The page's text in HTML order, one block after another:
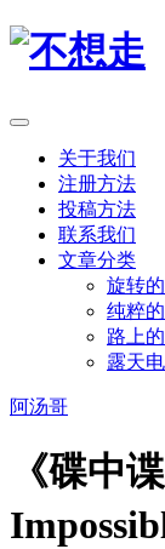
关于我们
注册方法
投稿方法
联系我们
文章分类
旋转
纯粹
路上
露天
阿汤哥
《碟中